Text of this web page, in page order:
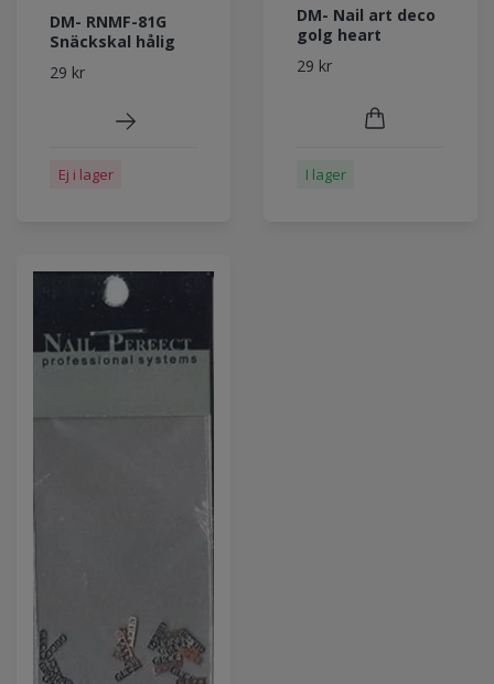
DM- RNMF-81G
Snäckskal hålig
29 kr
Ej i lager
DM- Nail art deco
golg heart
29 kr
I lager